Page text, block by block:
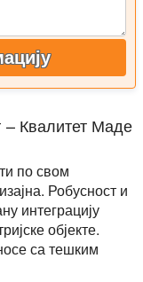
– Квалитет Маде
по свом
Робусност и
интеграцију
објекте.
са тешким